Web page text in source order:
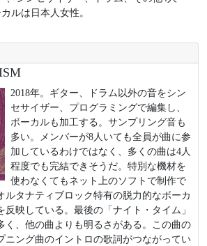
ルは日本人女性。
2018年。ギター、ドラム以外の音をシン
セサイザー、プログラミングで編集し、
ボーカルも加工する。サンプリング音も
多い。メンバーが8人いても全員が曲に参
加しているわけではなく、多くの曲は4人
程度でも完結できそうだ。特別な機材を
使わなくてもネット上のソフトで制作で
ルタナティブロック特有の脱力的なボーカ
反映している。最後の「ナイト・タイム」
く、他の曲よりも明るさがある。この曲の
ニング曲のイントロの歌詞がつながってい